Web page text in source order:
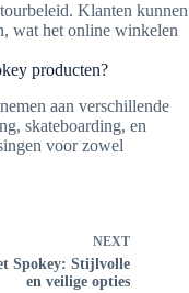
Klanten kunnen
wat het online winkelen
producten?
aan verschillende
skateboarding, en
voor zowel
NEXT
Spokey: Stijlvolle
en veilige opties